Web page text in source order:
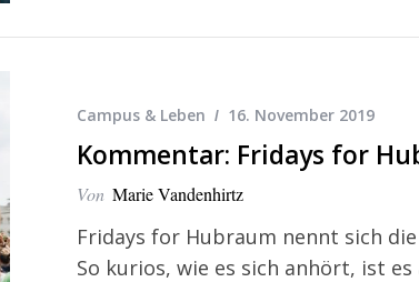
Campus & Leben 16. November 2019
Kommentar: Fridays for
Von Marie Vandenhirtz
Fridays for Hubraum nennt sich
So kurios, wie es sich anhört, ist